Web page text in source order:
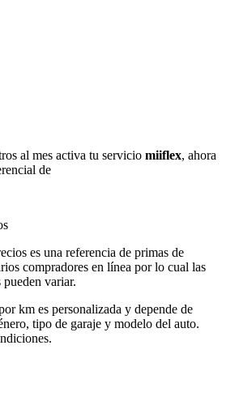
al mes activa tu servicio miiflex, ahora
de
es una referencia de primas de
compradores en línea por lo cual las
pueden variar.
km es personalizada y depende de
tipo de garaje y modelo del auto.